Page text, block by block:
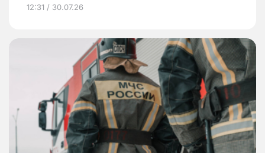
12:31 / 30.07.26